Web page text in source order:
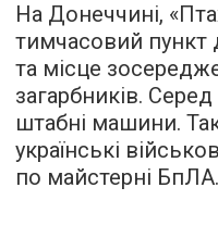
На Донеччині,
тимчасовий пункт
та місце
загарбників.
штабні машини.
українські
по майстерні БпЛА.